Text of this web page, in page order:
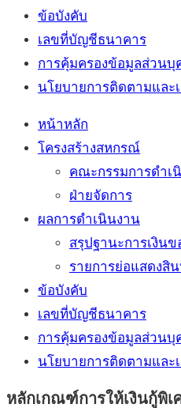
ข้อบังคับ
เลขที่บัญชีธนาคาร
การคุ้มครองข้อมูลส่วนบุ
นโยบายการติดตามและ
หน้าหลัก
โครงสร้างสหกรณ์
คณะกรรมการดำเ
ฝ่ายจัดการ
ผลการดำเนินงาน
สรุปฐานะการเงิน
รายการย่อแสดงสิ
ข้อบังคับ
เลขที่บัญชีธนาคาร
การคุ้มครองข้อมูลส่วนบุ
นโยบายการติดตามและ
หลักเกณฑ์การให้เงินกู้พิ